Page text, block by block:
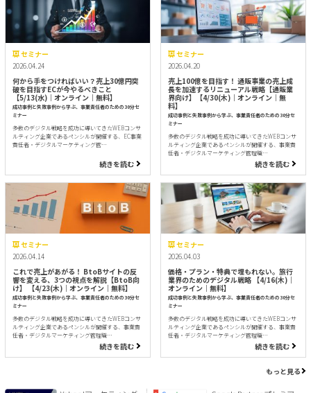
セミナー
2026.04.24
何から手をつければいい？売上30億円突
破を目指すECが今やるべきこと
【5/13(水)｜オンライン｜無料】
成功事例と失敗事例から学ぶ、事業責任者のための30分セ
ミナー
多数のデジタル戦略を成功に導いてきたWEBコンサ
ルティング企業であるペンシルが開催する、EC事業
責任者・デジタルマーケティング管…
続きを読む
セミナー
2026.04.20
売上100億を目指す！ 通販事業の売上成
長を加速するリニューアル戦略【通販業
界向け】【4/30(木)｜オンライン｜無
料】
成功事例と失敗事例から学ぶ、事業責任者のための30分セ
ミナー
多数のデジタル戦略を成功に導いてきたWEBコンサ
ルティング企業であるペンシルが開催する、事業責
任者・デジタルマーケティング管理職…
続きを読む
セミナー
2026.04.14
これで売上があがる！ BtoBサイトの反
響を変える、3つの視点を解説【BtoB向
け】 【4/23(木)｜オンライン｜無料】
成功事例と失敗事例から学ぶ、事業責任者のための30分セ
ミナー
多数のデジタル戦略を成功に導いてきたWEBコンサ
ルティング企業であるペンシルが開催する、事業責
任者・デジタルマーケティング管理職…
続きを読む
セミナー
2026.04.03
価格・プラン・特典で埋もれない。旅行
業界のためのデジタル戦略 【4/16(木)｜
オンライン｜無料】
成功事例と失敗事例から学ぶ、事業責任者のための30分セ
ミナー
多数のデジタル戦略を成功に導いてきたWEBコンサ
ルティング企業であるペンシルが開催する、事業責
任者・デジタルマーケティング管理職…
続きを読む
もっと見る